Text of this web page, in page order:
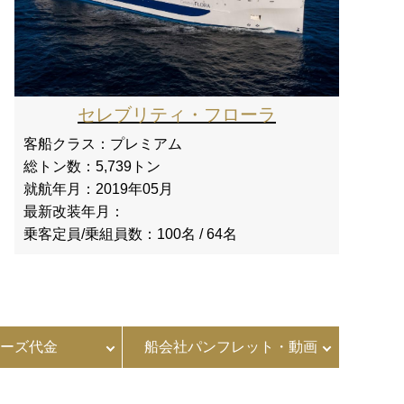
セレブリティ・フローラ
客船クラス： プレミアム
総トン数： 5,739トン
就航年月： 2019年05月
最新改装年月：
乗客定員/乗組員数： 100名 / 64名
ズ代金 船会社パンフレット・動画